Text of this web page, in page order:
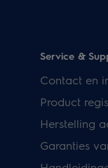
Service &
Contact en
Product
Herstelling
Garanties